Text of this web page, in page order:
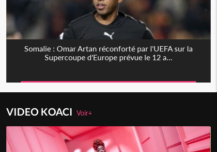
Somalie : Omar Artan réconforté par l'UEFA sur la
Supercoupe d'Europe prévue le 12 a...
VIDEO KOACIVoir+